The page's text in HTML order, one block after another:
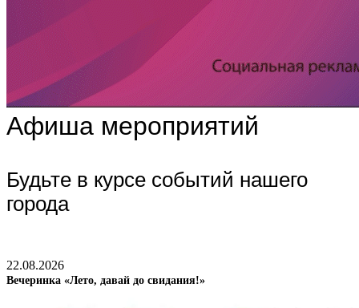
Афиша мероприятий
Будьте в курсе событий нашего
города
22.08.2026
Вечеринка «Лето, давай до свидания!»